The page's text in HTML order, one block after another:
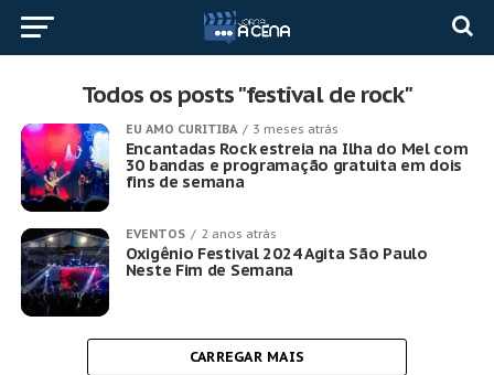
Todos os posts "festival de rock"
EU AMO CURITIBA 3 meses atrás
Encantadas Rock estreia na Ilha do Mel com
30 bandas e programação gratuita em dois
fins de semana
EVENTOS 2 anos atrás
Oxigênio Festival 2024 Agita São Paulo
Neste Fim de Semana
CARREGAR MAIS